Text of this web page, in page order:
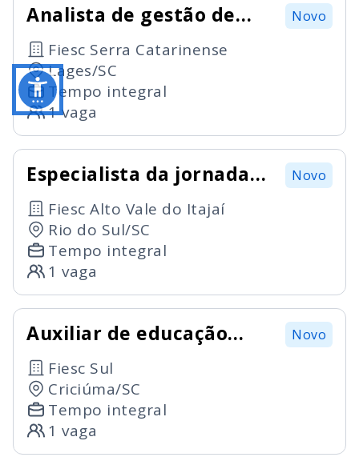
Analista de gestão de
pessoas i
Novo
Fiesc Serra Catarinense
Lages/SC
Tempo integral
1 vaga
Especialista da jornada
educacional
Novo
Fiesc Alto Vale do Itajaí
Rio do Sul/SC
Tempo integral
1 vaga
Auxiliar de educação
inclusiva
Novo
Fiesc Sul
Criciúma/SC
Tempo integral
1 vaga